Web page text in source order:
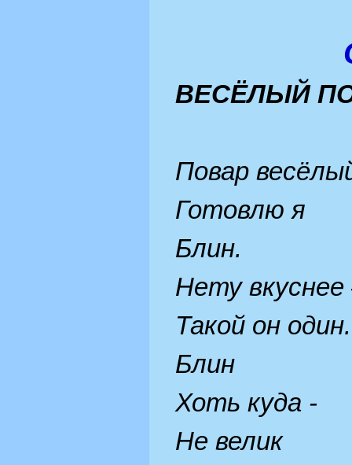
ВЕСЁЛЫЙ
Повар
Готовлю я
Блин.
Нету вкуснее
Такой он один.
Блин
Хоть куда -
Не велик